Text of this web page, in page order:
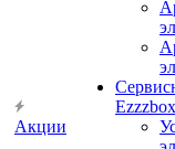
Акции
Ezzzbox